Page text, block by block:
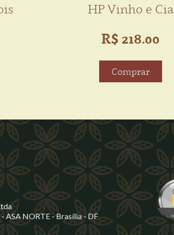
HP Vinho e Cia
R$ 218.00
Comprar
ASA NORTE - Brasília - DF